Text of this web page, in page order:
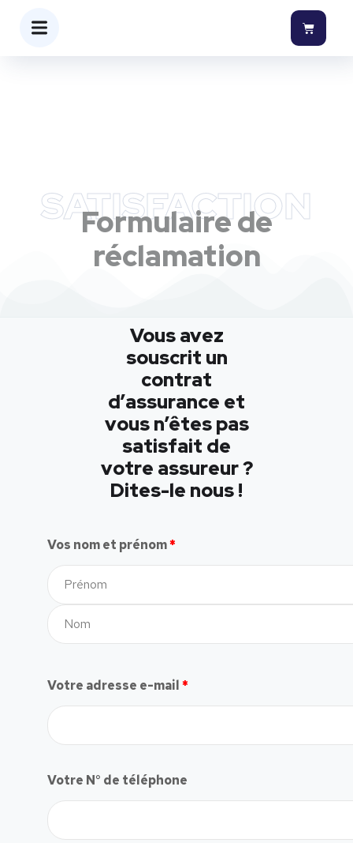
SATISFACTION
Formulaire de
réclamation
Vous avez
souscrit un
contrat
d’assurance et
vous n’êtes pas
satisfait de
votre assureur ?
Dites-le nous !
Vos nom et prénom*
Votre adresse e-mail*
Votre N° de téléphone